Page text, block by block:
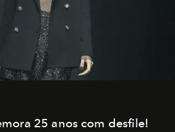
25 anos com desfile!